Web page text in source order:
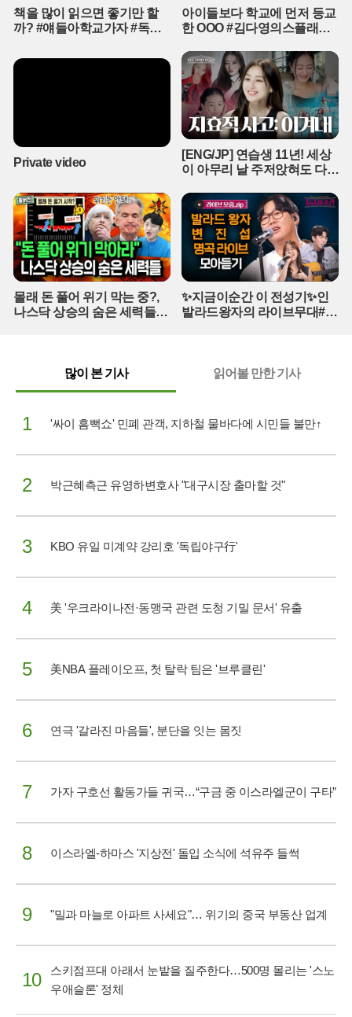
틀리게 기재되거나, 신입 외국인 선수의 성함이 누락되는 등 기초적
인 실수가 반복됐다. 제주 구단과의 유기적인 협력이 전혀 이뤄지지
단이 다시 전달됐지만, 이미 주최 측의 전문성에 대한 신뢰는 바닥으
로 떨어진 뒤였다.이번 행사는 유럽 명문 구단의 이름값에만 기댄 채
내실을 전혀 갖추지 못한 '빛 좋은 개살구'에 그쳤다. 수만 명의 인파가
몰리는 대형 이벤트를 준비하면서도 안전 관리와 미디어 대응, 티켓
운영 등 어느 것 하나 매끄럽게 처리하지 못했다. 제주 축구 역사에 남
을 소중한 기회는 주최 측의 무책임한 방관 속에 팬들의 원성과 행정
적 혼란만이 가득한 상처뿐인 기록으로 남게 됐다.
책을 많이 읽으면 좋기만 할
까? #얘들아학교가자 #독서
아이들보다 학교에 먼저 등교
한 OOO #김다영의스플래시
Private video
[ENG/JP] 연습생 11년! 세상
이 아무리 날 주저앉혀도 다시
적 사고 | 아주 사적인 미술관
EP. 06 / 14F
몰래 돈 풀어 위기 막는 중?,
나스닥 상승의 숨은 세력들
✨지금이순간 이 전성기✨인
발라드왕자의 라이브무대#백
많이 본 기사
읽어볼 만한 기사
1 '싸이 흠뻑쇼' 민폐 관객, 지하철 물바다에 시민들 불만↑
2 박근혜측근 유영하변호사 "대구시장 출마할 것"
3 KBO 유일 미계약 강리호 '독립야구行'
4 美 '우크라이나전·동맹국 관련 도청 기밀 문서' 유출
5 美NBA 플레이오프, 첫 탈락 팀은 '브루클린'
6 연극 '갈라진 마음들', 분단을 잇는 몸짓
7 가자 구호선 활동가들 귀국…“구금 중 이스라엘군이 구타”
8 이스라엘-하마스 '지상전' 돌입 소식에 석유주 들썩
9 "밀과 마늘로 아파트 사세요"… 위기의 중국 부동산 업계
10
스키점프대 아래서 눈밭을 질주한다…500명 몰리는 '스노
우애슬론' 정체